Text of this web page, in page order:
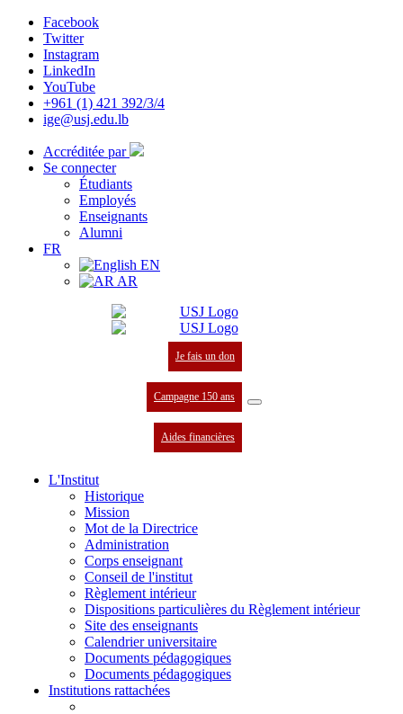
Facebook
Twitter
Instagram
LinkedIn
YouTube
+961 (1) 421 392/3/4
ige@usj.edu.lb
Accréditée par
Se connecter
Étudiants
Employés
Enseignants
Alumni
FR
EN
AR
Je fais un don
Campagne 150 ans
Aides financières
L'Institut
Historique
Mission
Mot de la Directrice
Administration
Corps enseignant
Conseil de l'institut
Règlement intérieur
Dispositions particulières du Règlement intérieur
Site des enseignants
Calendrier universitaire
Documents pédagogiques
Documents pédagogiques
Institutions rattachées